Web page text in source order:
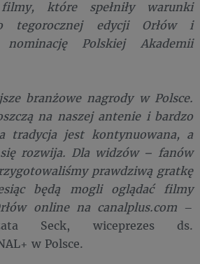
które spełniły warunki
tegorocznej edycji Orłów i
Polskiej Akademii
branżowe nagrody w Polsce.
na naszej antenie i bardzo
tradycja jest kontynuowana, a
się rozwija. Dla widzów – fanów
prawdziwą gratkę
będą mogli oglądać filmy
online na canalplus.com –
Seck, wiceprezes ds.
w Polsce.